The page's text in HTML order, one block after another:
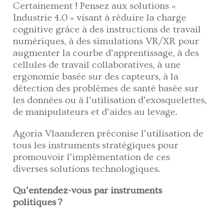
Certainement ! Pensez aux solutions «
Industrie 4.0 » visant à réduire la charge
cognitive grâce à des instructions de travail
numériques, à des simulations VR/XR pour
augmenter la courbe d’apprentissage, à des
cellules de travail collaboratives, à une
ergonomie basée sur des capteurs, à la
détection des problèmes de santé basée sur
les données ou à l’utilisation d’exosquelettes,
de manipulateurs et d’aides au levage.
Agoria Vlaanderen préconise l’utilisation de
tous les instruments stratégiques pour
promouvoir l’implémentation de ces
diverses solutions technologiques.
Qu’entendez-vous par instruments
politiques ?